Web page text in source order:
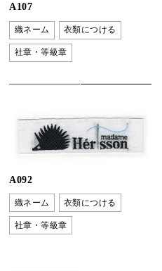
A107
織ネーム 衣類につける
社章・等級章
A092
織ネーム 衣類につける
社章・等級章